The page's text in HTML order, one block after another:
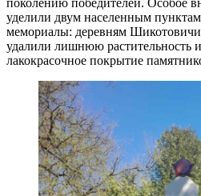
уделили двум населенным
мемориалы: деревням
удалили лишнюю растительность
лакокрасочное покрытие